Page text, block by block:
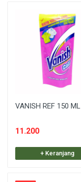
VANISH REF 150 ML
11.200
+ Keranjang